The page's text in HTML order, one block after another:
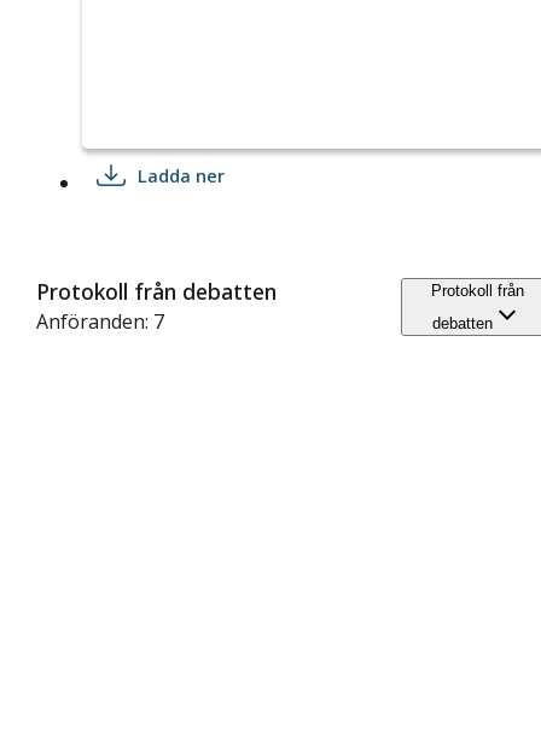
Ladda ner
Protokoll från debatten
Anföranden: 7
Protokoll från
debatten